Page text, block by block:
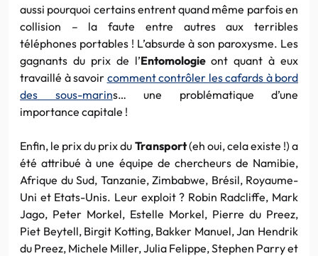
aussi pourquoi certains entrent quand même parfois en
collision – la faute entre autres aux terribles
téléphones portables ! L’absurde à son paroxysme. Les
gagnants du prix de l’Entomologieont quant à eux
travaillé à savoir comment contrôler les cafards à bord
des sous-marins… une problématique d’une
importance capitale !
Enfin, le prix du prix du Transport(eh oui, cela existe !) a
été attribué à une équipe de chercheurs de Namibie,
Afrique du Sud, Tanzanie, Zimbabwe, Brésil, Royaume-
Uni et Etats-Unis. Leur exploit ? Robin Radcliffe, Mark
Jago, Peter Morkel, Estelle Morkel, Pierre du Preez,
Piet Beytell, Birgit Kotting, Bakker Manuel, Jan Hendrik
du Preez, Michele Miller, Julia Felippe, Stephen Parry et